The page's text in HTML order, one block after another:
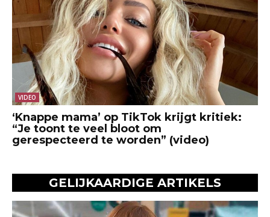
VIDEO
‘Knappe mama’ op TikTok krijgt kritiek:
“Je toont te veel bloot om
gerespecteerd te worden” (video)
GELIJKAARDIGE ARTIKELS